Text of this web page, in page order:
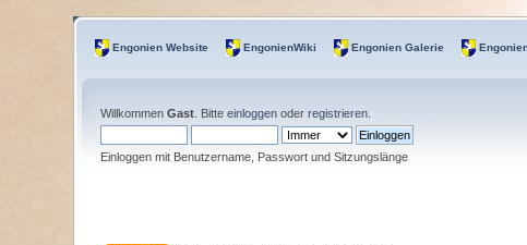
Engonien Website EngonienWiki Engonien Galerie
WillkommenGast . Bitteeinloggen oderregistrieren
Einloggen mit Benutzername, Passwort und Sitzungslänge